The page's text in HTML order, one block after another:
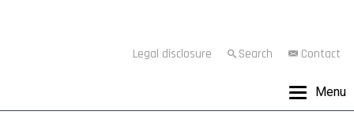
Legal disclosure Search Contact
Menu